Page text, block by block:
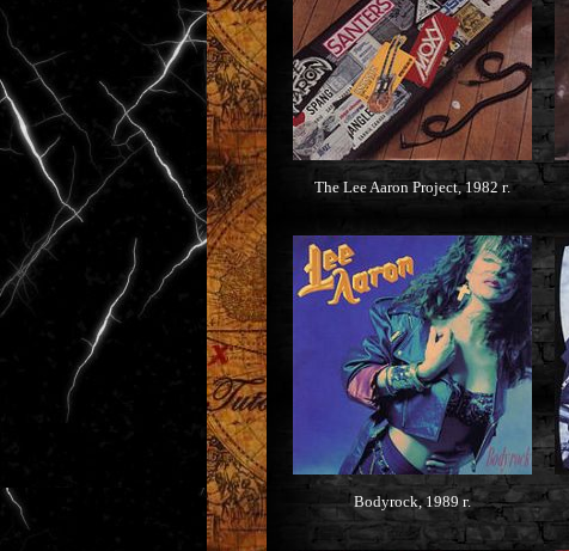
The Lee Aaron Project, 1982 г.
Bodyrock, 1989 г.